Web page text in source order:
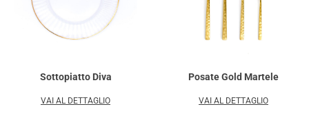
Sottopiatto Diva
VAI AL DETTAGLIO
Posate Gold Martele
VAI AL DETTAGLIO